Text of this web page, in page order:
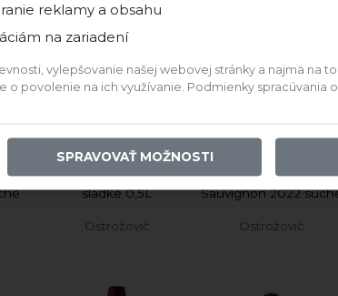
22,52 €
PRIDAŤ DO KOŠÍKA PRIDAŤ DO KOŠÍKA
Tokaj Samorodné 2013
sladké 0,5L
Ostrožovič
Solaris Cabernet
Sauvignon 2022
Ostrožovič
reklamy a obsahu
na zariadení
vylepšovanie našej webovej stránky a najmä na
o povolenie na ich využívanie. Podmienky spracúvania
SPRAVOVAŤ MOŽNOSTI